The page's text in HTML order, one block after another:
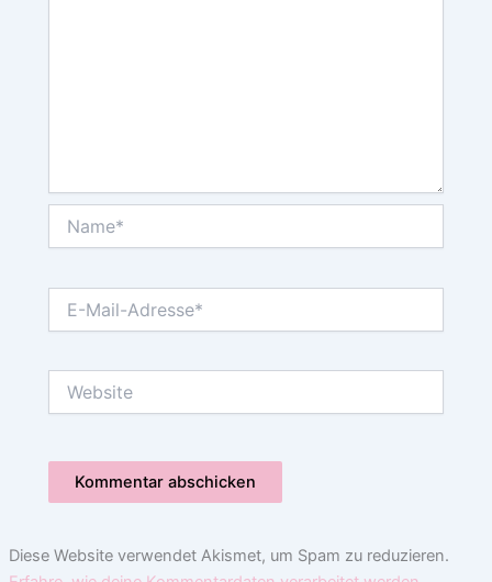
Mail-
Diese Website verwendet Akismet, um Spam zu reduzieren.